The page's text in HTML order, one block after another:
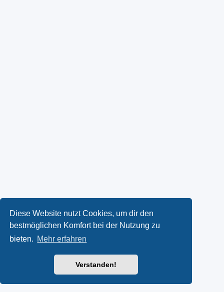
Diese Website nutzt Cookies, um dir den
bestmöglichen Komfort bei der Nutzung zu
bieten. Mehr erfahren
Verstanden!